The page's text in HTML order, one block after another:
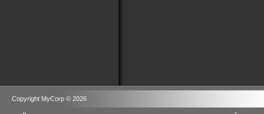
Copyright MyCorp © 2026